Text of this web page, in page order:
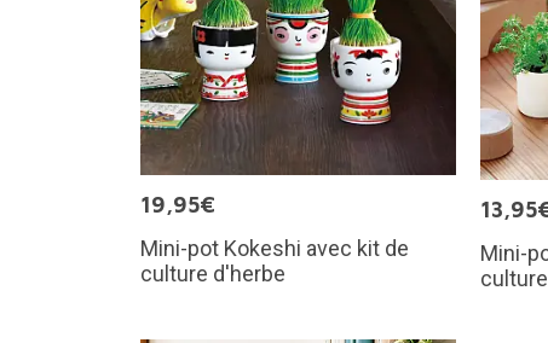
19,95€
Mini-pot Kokeshi avec kit de
culture d'herbe
Mini-